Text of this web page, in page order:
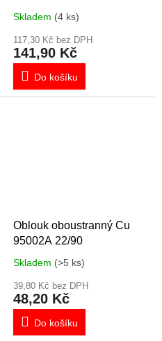
Skladem (4 ks)
117,30 Kč bez DPH
141,90 Kč
Do košíku
Oblouk oboustranný Cu
95002A 22/90
Skladem (>5 ks)
39,80 Kč bez DPH
48,20 Kč
Do košíku